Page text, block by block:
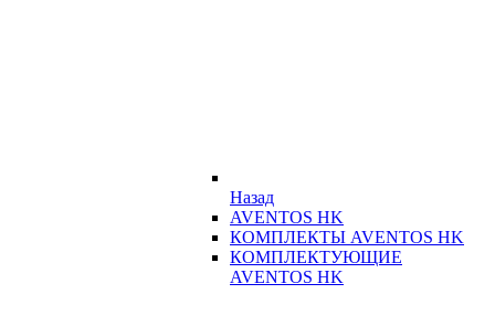
Назад
AVENTOS HK
КОМПЛЕКТЫ AVENTOS HK
КОМПЛЕКТУЮЩИЕ
AVENTOS HK